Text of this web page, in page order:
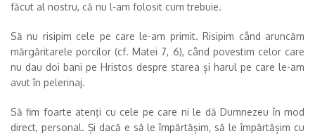
făcut al nostru, că nu l-am folosit cum trebuie.
Să nu risipim cele pe care le-am primit. Risipim când aruncăm
mărgăritarele porcilor (cf. Matei 7, 6), când povestim celor care
nu dau doi bani pe Hristos despre starea și harul pe care le-am
avut în pelerinaj.
Să fim foarte atenţi cu cele pe care ni le dă Dumnezeu în mod
direct, personal. Și dacă e să le împărtășim, să le împărtășim cu